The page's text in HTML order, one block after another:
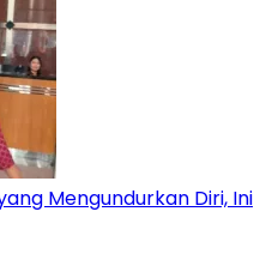
Mengundurkan Diri, Ini